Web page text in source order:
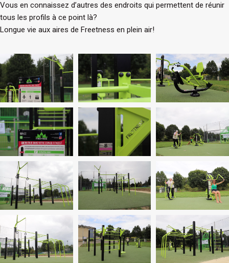
Vous en connaissez d’autres des endroits qui permettent de réunir
tous les profils à ce point là?
Longue vie aux aires de Freetness en plein air!